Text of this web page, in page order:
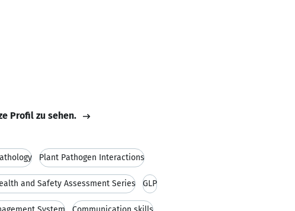
Profil zu sehen.
Plant Pathogen Interactions
and Safety Assessment Series GLP